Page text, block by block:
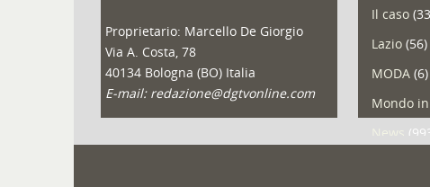
Proprietario: Marcello De Giorgio
Via A. Costa, 78
40134 Bologna (BO) Italia
E-mail: redazione@dgtvonline.com
Il caso
Lazio(56)
MODA(6)
Mondo